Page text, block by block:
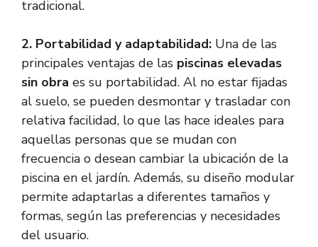
tradicional.
2. Portabilidad y adaptabilidad: Una de las
principales ventajas de las piscinas elevadas
sin obra es su portabilidad. Al no estar fijadas
al suelo, se pueden desmontar y trasladar con
relativa facilidad, lo que las hace ideales para
aquellas personas que se mudan con
frecuencia o desean cambiar la ubicación de la
piscina en el jardín. Además, su diseño modular
permite adaptarlas a diferentes tamaños y
formas, según las preferencias y necesidades
del usuario.